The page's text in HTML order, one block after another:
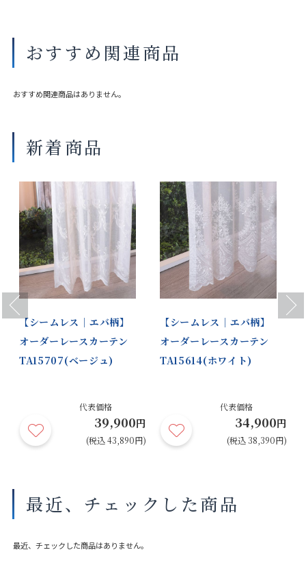
おすすめ関連商品
おすすめ関連商品はありません。
新着商品
Previous
【シームレス｜エバ柄】
オーダーレースカーテン
TA15707(ベージュ)
代表価格
39,900円
(税込 43,890円)
【シームレス｜エバ柄】
オーダーレースカーテン
TA15614(ホワイト)
代表価格
34,900円
(税込 38,390円)
Next
最近、チェックした商品
最近、チェックした商品はありません。